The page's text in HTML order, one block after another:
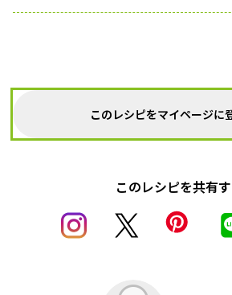
このレシピをマイページに
このレシピを共有